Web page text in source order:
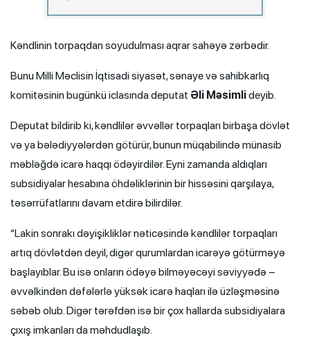
Kəndlinin torpaqdan soyudulması aqrar sahəyə zərbədir.
Bunu Milli Məclisin İqtisadi siyasət, sənaye və sahibkarlıq
komitəsinin bugünkü iclasında deputat Əli Məsimlideyib.
Deputat bildirib ki, kəndlilər əvvəllər torpaqları birbaşa dövlət
və ya bələdiyyələrdən götürür, bunun müqabilində münasib
məbləğdə icarə haqqı ödəyirdilər. Eyni zamanda aldıqları
subsidiyalar hesabına öhdəliklərinin bir hissəsini qarşılaya,
təsərrüfatlarını davam etdirə bilirdilər.
“Lakin sonrakı dəyişikliklər nəticəsində kəndlilər torpaqları
artıq dövlətdən deyil, digər qurumlardan icarəyə götürməyə
başlayıblar. Bu isə onların ödəyə bilməyəcəyi səviyyədə –
əvvəlkindən dəfələrlə yüksək icarə haqları ilə üzləşməsinə
səbəb olub. Digər tərəfdən isə bir çox hallarda subsidiyalara
çıxış imkanları da məhdudlaşıb.